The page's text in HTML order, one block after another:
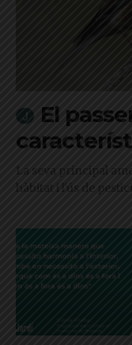
El
La seva principal
hàbitat i l'ús de